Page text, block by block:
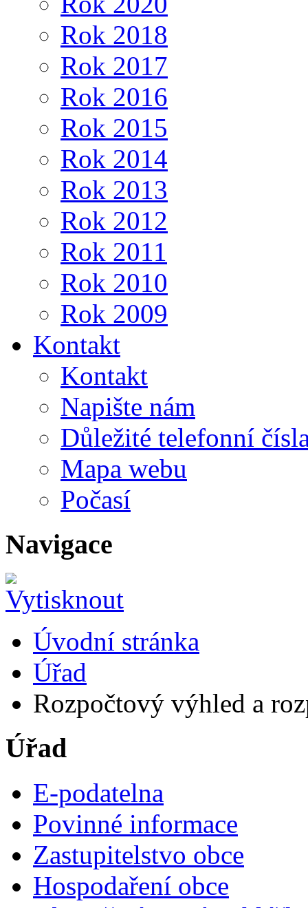
Rok 2018
Rok 2017
Rok 2016
Rok 2015
Rok 2014
Rok 2013
Rok 2012
Rok 2011
Rok 2010
Rok 2009
Kontakt
Kontakt
Napište nám
Důležité telefonní
Mapa webu
Počasí
Navigace
Úvodní stránka
Úřad
Rozpočtový výhled a
Úřad
E-podatelna
Povinné informace
Zastupitelstvo obce
Hospodaření obce